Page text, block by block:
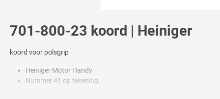
701-800-23 koord | Heiniger
koord voor polsgrip
Heiniger Motor Handy
Nummer 41 op tekening.